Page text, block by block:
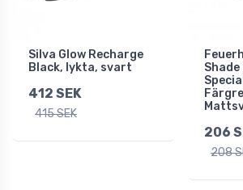
Silva Glow Recharge
Black, lykta, svart
412 SEK
415 SEK
206
208